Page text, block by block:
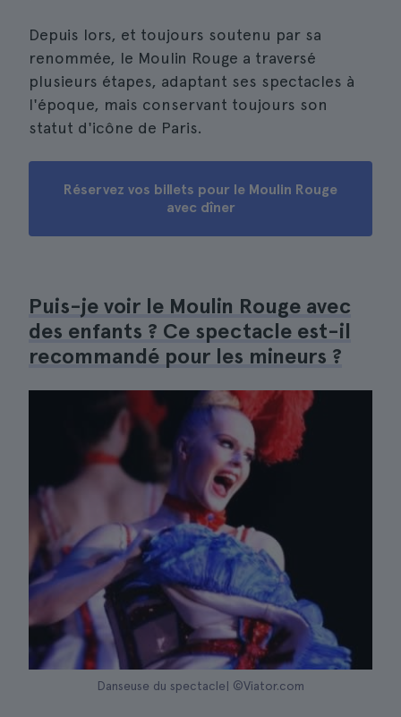
Depuis lors, et toujours soutenu par sa
renommée, le Moulin Rouge a traversé
plusieurs étapes, adaptant ses spectacles à
l'époque, mais conservant toujours son
statut d'icône de Paris.
Réservez vos billets pour le Moulin Rouge
avec dîner
Puis-je voir le Moulin Rouge avec
des enfants ? Ce spectacle est-il
recommandé pour les mineurs ?
Danseuse du spectacle| ©Viator.com